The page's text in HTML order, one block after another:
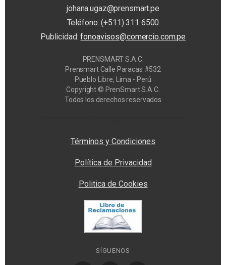
johana.ugaz@prensmart.pe
Teléfono: (+511) 311 6500
Publicidad:fonoavisos@comercio.com.pe
PRENSMART S.A.C.
Prensmart Calle Paracas #532
Pueblo Libre, Lima - Perú
Copyright © PrenSmart S.A.C.
Todos los derechos reservados
Términos y Condiciones
Política de Privacidad
Politica de Cookies
SÍGUENOS